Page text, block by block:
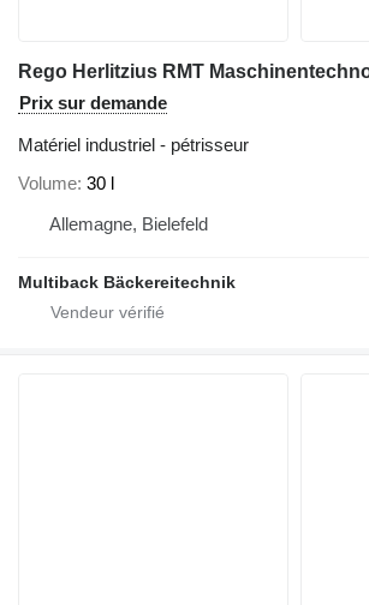
Prix sur demande
Matériel industriel - pétrisseur
Volume 30 l
Allemagne, Bielefeld
Multiback Bäckereitechnik